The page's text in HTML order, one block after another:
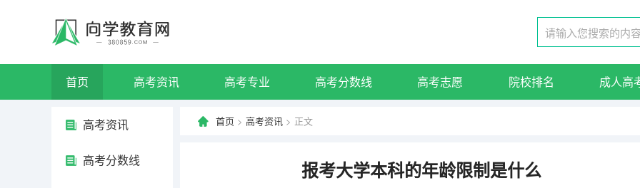
首页 高考资讯 高考专业 高考分数线 高考志愿 院校排名 成人高
高考资讯
高考分数线
首页 > 高考资讯 > 正文
报考大学本科的年龄限制是什么